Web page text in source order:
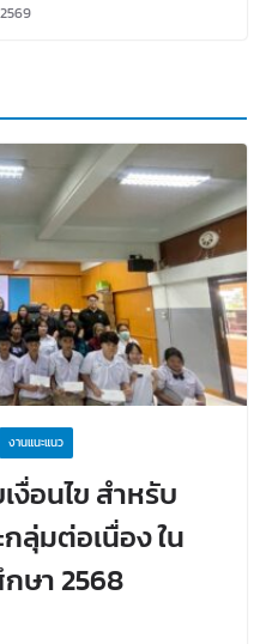
งานแนะแนว
อนไข สำหรับ
ลุ่มต่อเนื่อง ใน
ษา 2568